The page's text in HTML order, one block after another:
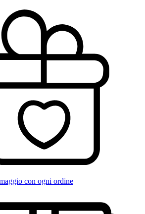
con ogni ordine